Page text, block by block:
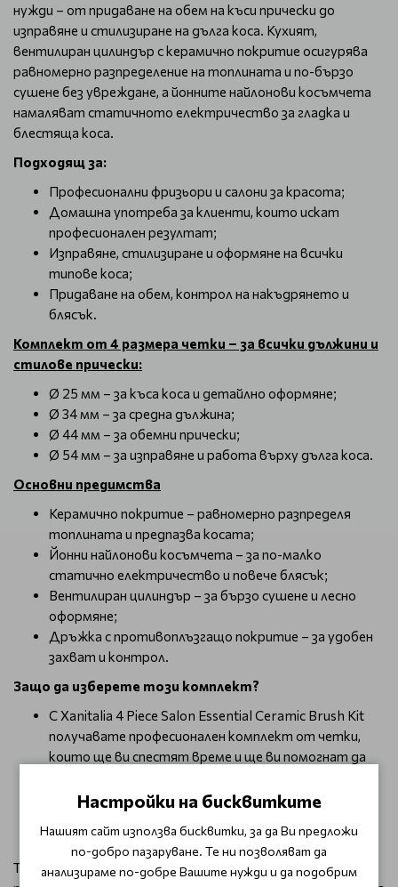
нужди – от придаване на обем на къси прически до
изправяне и стилизиране на дълга коса. Кухият,
вентилиран цилиндър с керамично покритие осигурява
равномерно разпределение на топлината и по-бързо
сушене без увреждане, а йонните найлонови косъмчета
намаляват статичното електричество за гладка и
блестяща коса.
Подходящ за:
Професионални фризьори и салони за красота;
Домашна употреба за клиенти, които искат
професионален резултат;
Изправяне, стилизиране и оформяне на всички
типове коса;
Придаване на обем, контрол на накъдрянето и
блясък.
Комплект от 4 размера четки – за всички дължини и
стилове прически:
Ø 25 мм – за къса коса и детайлно оформяне;
Ø 34 мм – за средна дължина;
Ø 44 мм – за обемни прически;
Ø 54 мм – за изправяне и работа върху дълга коса.
Основни предимства
Керамично покритие – равномерно разпределя
топлината и предпазва косата;
Йонни найлонови косъмчета – за по-малко
статично електричество и повече блясък;
Вентилиран цилиндър – за бързо сушене и лесно
оформяне;
Дръжка с противоплъзгащо покритие – за удобен
захват и контрол.
Защо да изберете този комплект?
С Xanitalia 4 Piece Salon Essential Ceramic Brush Kit
получавате професионален комплект от четки,
които ще ви спестят време и ще ви помогнат да
Те са подходящи за използване със сешоар и за
косата гладка, мека и блестяща.
Този комплект четки е незаменим инструмент за
Настройки на бисквитките
Нашият сайт използва бисквитки, за да Ви предложи
по-добро пазаруване. Те ни позволяват да
анализираме по-добре Вашите нужди и да подобрим